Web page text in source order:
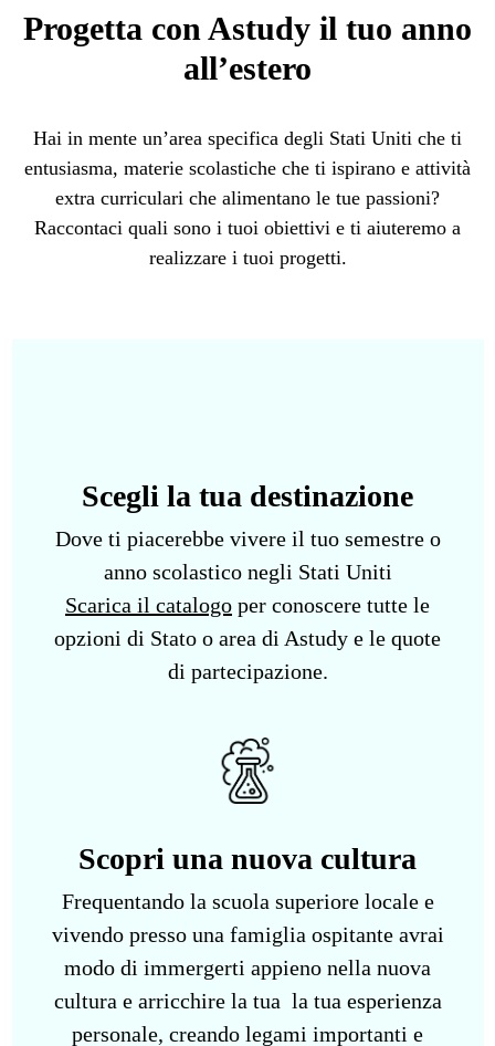
Progetta con Astudy il tuo anno
all’estero
Hai in mente un’area specifica degli Stati Uniti che ti
entusiasma, materie scolastiche che ti ispirano e attività
extra curriculari che alimentano le tue passioni?
Raccontaci quali sono i tuoi obiettivi e ti aiuteremo a
realizzare i tuoi progetti.
Scegli la tua destinazione
Dove ti piacerebbe vivere il tuo semestre o
anno scolastico negli Stati Uniti
Scarica il catalogo per conoscere tutte le
opzioni di Stato o area di Astudy e le quote
di partecipazione.
Scopri una nuova cultura
Frequentando la scuola superiore locale e
vivendo presso una famiglia ospitante avrai
modo di immergerti appieno nella nuova
cultura e arricchire la tua la tua esperienza
personale, creando legami importanti e